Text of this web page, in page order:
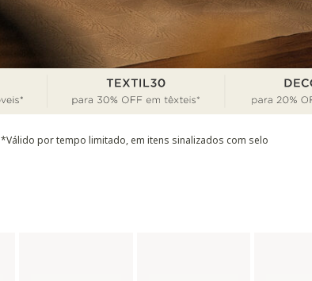
*Válido por tempo limitado, em itens sinalizados com selo